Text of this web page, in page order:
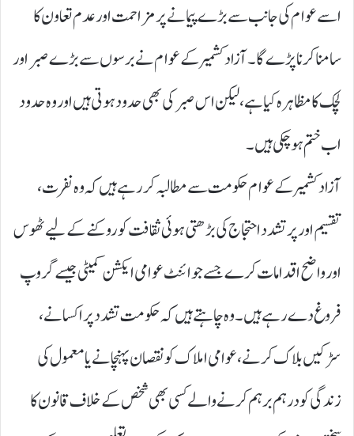
اسے عوام کی جانب سے بڑے پیمانے پر مزاحمت اور عدم تعاون کا
سامنا کرنا پڑے گا۔ آزاد کشمیر کے عوام نے برسوں سے بڑے صبر اور
لچک کا مظاہرہ کیا ہے، لیکن اس صبر کی بھی حدود ہوتی ہیں اور وہ حدود
اب ختم ہو چکی ہیں۔
آزاد کشمیر کے عوام حکومت سے مطالبہ کر رہے ہیں کہ وہ نفرت،
تقسیم اور پرتشدد احتجاج کی بڑھتی ہوئی ثقافت کو روکنے کے لیے ٹھوس
اور واضح اقدامات کرے جسے جوائنٹ عوامی ایکشن کمیٹی جیسے گروپ
فروغ دے رہے ہیں۔ وہ چاہتے ہیں کہ حکومت تشدد پر اکسانے،
سڑکیں بلاک کرنے، عوامی املاک کو نقصان پہنچانے یا معمول کی
زندگی کو درہم برہم کرنے والے کسی بھی شخص کے خلاف قانون کا